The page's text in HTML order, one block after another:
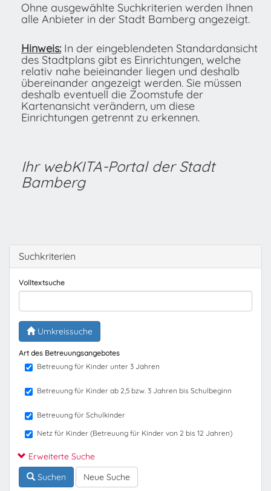
Ohne ausgewählte Suchkriterien werden Ihnen
alle Anbieter in der Stadt Bamberg angezeigt.
Hinweis: In der eingeblendeten Standardansicht
des Stadtplans gibt es Einrichtungen, welche
relativ nahe beieinander liegen und deshalb
übereinander angezeigt werden. Sie müssen
deshalb eventuell die Zoomstufe der
Kartenansicht verändern, um diese
Einrichtungen getrennt zu erkennen.
Ihr webKITA-Portal der Stadt
Bamberg
Suchkriterien
Volltextsuche
Umkreissuche
Art des Betreuungsangebotes
Betreuung für Kinder unter 3 Jahren
Betreuung für Kinder ab 2,5 bzw. 3 Jahren bis Schulbeginn
Betreuung für Schulkinder
Netz für Kinder (Betreuung für Kinder von 2 bis 12 Jahren)
Erweiterte Suche
Suchen
Neue Suche